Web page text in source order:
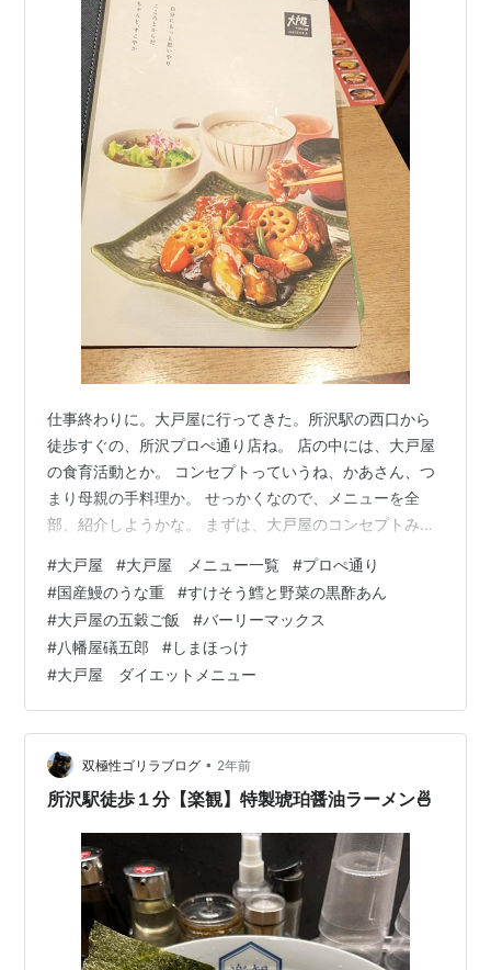
仕事終わりに。大戸屋に行ってきた。所沢駅の西口から
徒歩すぐの、所沢プロぺ通り店ね。 店の中には、大戸屋
の食育活動とか。 コンセプトっていうね、かあさん、つ
まり母親の手料理か。 せっかくなので、メニューを全
部、紹介しようかな。 まずは、大戸屋のコンセプトみた
安心・安全への取り組みを行っています。大戸屋は特定
の保存料・着色料・香料・調味料、220品目を使用してお
りません。 すばらしい、健康的だな。五穀ご飯にはスー
パー大麦、バーリーマックスを使用。 大戸屋の五穀ご
飯、店前でもアピールしてたね。 大戸屋のサステナビリ
ティ、しまほっけの加工時に発生す…
#大戸屋 #大戸屋 メニュー一覧 #プロぺ通り
#国産鰻のうな重 #すけそう鱈と野菜の黒酢あん
#大戸屋の五穀ご飯 #バーリーマックス
#八幡屋礒五郎 #しまほっけ
#大戸屋 ダイエットメニュー
双極性ゴリラブログ • 2年前
所沢駅徒歩１分【楽観】特製琥珀醤油ラーメン🍜